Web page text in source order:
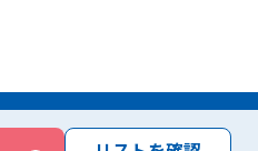
免責事項 サービス利用規約